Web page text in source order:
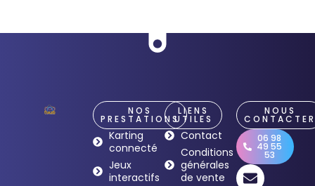
NOS
PRESTATIONS
Karting
connecté
Jeux
interactifs
LIENS
UTILES
Contact
Conditions
générales
de vente
NOUS
CONTACTER
06 98
49 55
53